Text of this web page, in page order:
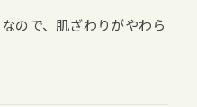
ので、肌ざわりがやわら